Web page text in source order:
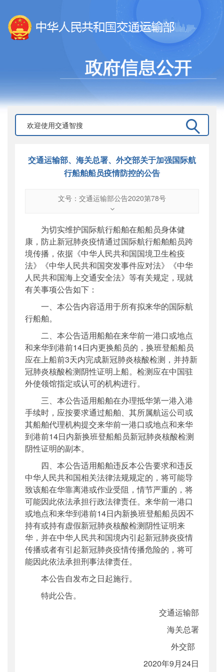
交通运输部、海关总署、外交部关于加强国际航
行船舶船员疫情防控的公告
文号：交通运输部公告2020第78号
交通运输部公告2020第78号
公开日期：2020年09月24日
主题词：
国际航行船舶船员;疫情防控
机构分类 ：国际合作司
主题分类： 其他
公文类型：部公告通告
为切实维护国际航行船舶在船船员身体健
康，防止新冠肺炎疫情通过国际航行船舶船员跨
境传播，依据《中华人民共和国国境卫生检疫
法》《中华人民共和国突发事件应对法》《中华
人民共和国海上交通安全法》等有关规定，现就
有关事项公告如下：
一、本公告内容适用于所有拟来华的国际航
行船舶。
二、本公告适用船舶在来华前一港口或地点
和来华到港前14日内更换船员的，换班登船船员
应在上船前3天内完成新冠肺炎核酸检测，并持新
冠肺炎核酸检测阴性证明上船。检测应在中国驻
外使领馆指定或认可的机构进行。
三、本公告适用船舶在办理抵华第一港入港
手续时，应按要求通过船舶、其所属航运公司或
其船舶代理机构提交来华前一港口或地点和来华
到港前14日内新换班登船船员新冠肺炎核酸检测
阴性证明的副本。
四、本公告适用船舶违反本公告要求和违反
中华人民共和国相关法律法规规定的，将可能导
致该船在华靠离港或作业受阻，情节严重的，将
可能因此依法承担行政法律责任。来华前一港口
或地点和来华到港前14日内新换班登船船员因不
持有或持有虚假新冠肺炎核酸检测阴性证明来
华，并在中华人民共和国境内引起新冠肺炎疫情
传播或者有引起新冠肺炎疫情传播危险的，将可
能因此依法承担刑事法律责任。
本公告自发布之日起施行。
特此公告。
交通运输部
海关总署
外交部
2020年9月24日